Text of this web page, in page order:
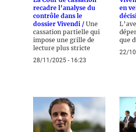
recadre l’analyse du
contrôle dans le
dossier Vivendi / Une
cassation partielle qui
impose une grille de
lecture plus stricte
28/11/2025 - 16:23
en
que
22/